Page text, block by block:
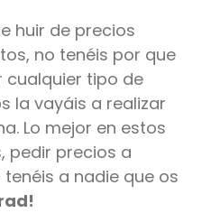
huir de precios
no tenéis por que
cualquier tipo de
la vayáis a realizar
Lo mejor en estos
pedir precios a
a nadie que os